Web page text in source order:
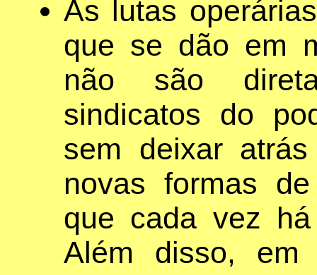
As lutas
que se dão em
não são
sindicatos do
sem deixar
novas formas
que cada vez
Além disso, em